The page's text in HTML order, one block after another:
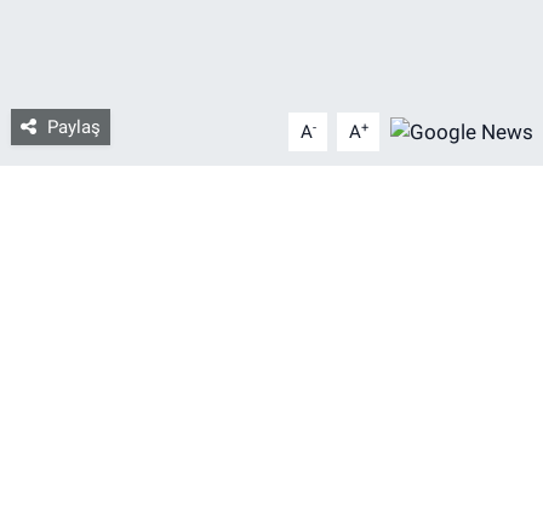
Paylaş A- A+